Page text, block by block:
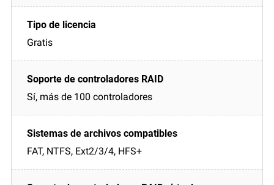
Gratis
Sí, más de 100 controladores
FAT, NTFS, Ext2/3/4, HFS+